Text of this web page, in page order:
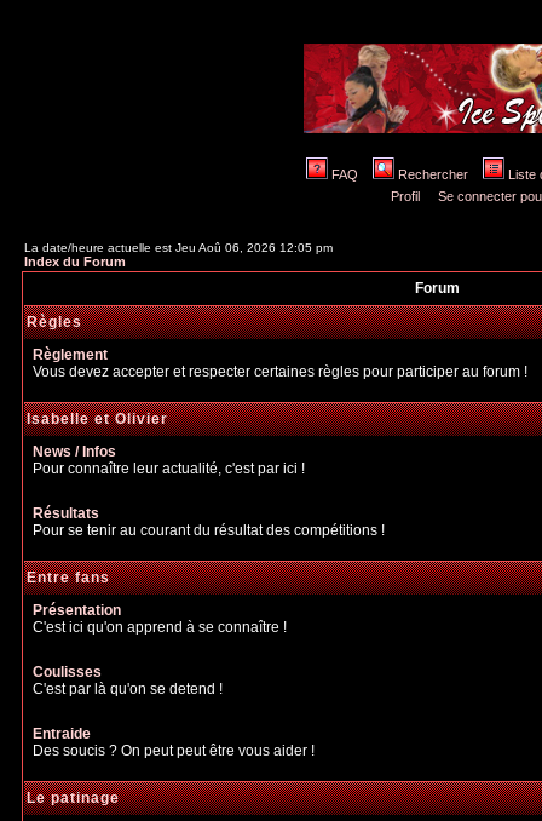
FAQ Rechercher
Liste
Profil
Se connecter
La date/heure actuelle est Jeu Aoû 06, 2026 12:05 pm
Index du Forum
Forum
Règles
Règlement
Vous devez accepter et respecter certaines règles pour participer au forum !
Isabelle et Olivier
News / Infos
Pour connaître leur actualité, c'est par ici !
Résultats
Pour se tenir au courant du résultat des compétitions !
Entre fans
Présentation
C'est ici qu'on apprend à se connaître !
Coulisses
C'est par là qu'on se detend !
Entraide
Des soucis ? On peut peut être vous aider !
Le patinage